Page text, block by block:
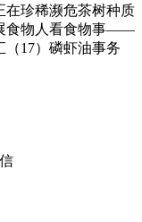
在珍稀濒危茶树种质
食物人看食物事——
（17）磷虾油事务